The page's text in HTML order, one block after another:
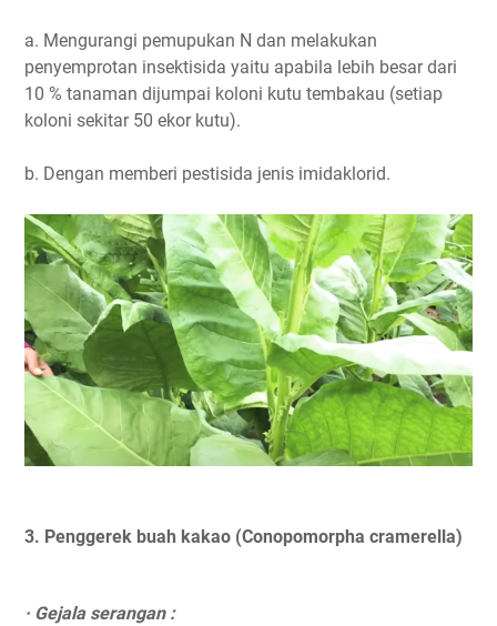
a. Mengurangi pemupukan N dan melakukan
penyemprotan insektisida yaitu apabila lebih besar dari
10 % tanaman dijumpai koloni kutu tembakau (setiap
koloni sekitar 50 ekor kutu).
b. Dengan memberi pestisida jenis imidaklorid.
3. Penggerek buah kakao (Conopomorpha cramerella)
· Gejala serangan :